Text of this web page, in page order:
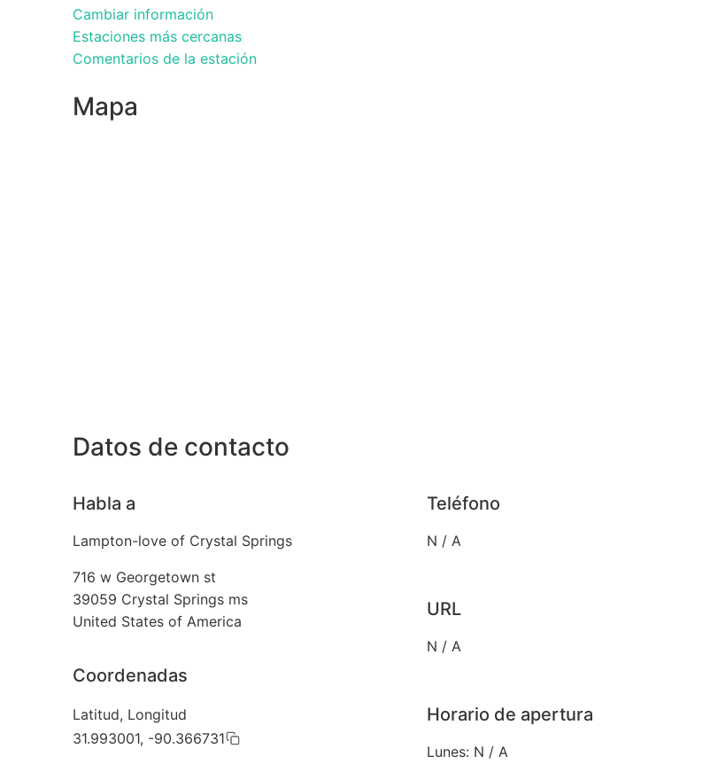
Cambiar información
Estaciones más cercanas
Comentarios de la estación
Mapa
Datos de contacto
Habla a
Lampton-love of Crystal Springs
716 w Georgetown st
39059 Crystal Springs ms
United States of America
Coordenadas
Latitud, Longitud
31.993001, -90.366731
Teléfono
N / A
URL
N / A
Horario de apertura
Lunes: N / A